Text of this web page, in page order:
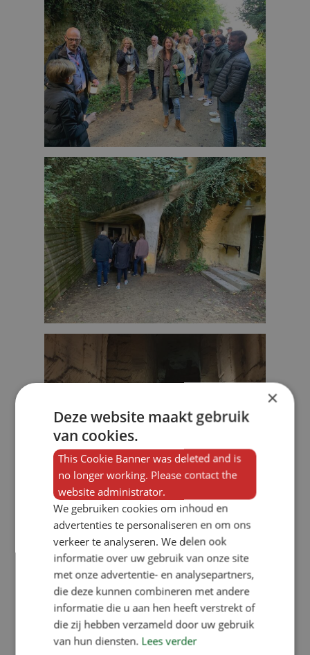
×
Deze website maakt gebruik
van cookies.
This Cookie Banner was deleted and is
no longer working. Please contact the
website administrator.
We gebruiken cookies om inhoud en
advertenties te personaliseren en om ons
verkeer te analyseren. We delen ook
informatie over uw gebruik van onze site
met onze advertentie- en analysepartners,
die deze kunnen combineren met andere
informatie die u aan hen heeft verstrekt of
die zij hebben verzameld door uw gebruik
van hun diensten. Lees verder